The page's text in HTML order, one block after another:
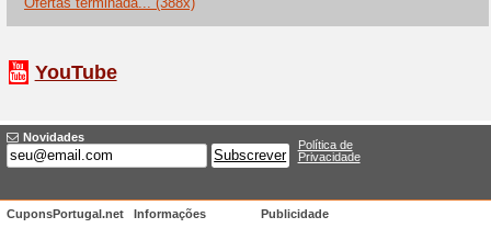
Obtenha 5 de
Obtenha 5€ de desconto na
(antiparasitários excluídos).